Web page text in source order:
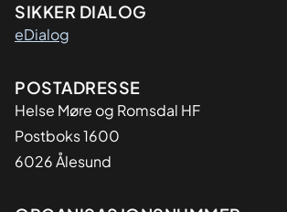
SIKKER DIALOG
eDialog
Adresse
POSTADRESSE
Helse Møre og Romsdal HF
Postboks 1600
6026 Ålesund